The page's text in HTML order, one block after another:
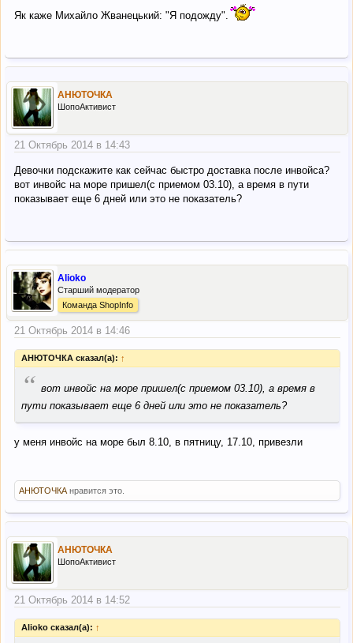
Як каже Михайло Жванецький: "Я подожду".
АНЮТОЧКА
ШопоАктивист
21 Октябрь 2014 в 14:43
Девочки подскажите как сейчас быстро доставка после инвойса?
вот инвойс на море пришел(с приемом 03.10), а время в пути
показывает еще 6 дней или это не показатель?
Alioko
Старший модератор
Команда ShopInfo
21 Октябрь 2014 в 14:46
АНЮТОЧКА сказал(а): ↑
“ вот инвойс на море пришел(с приемом 03.10), а время в
пути показывает еще 6 дней или это не показатель?
у меня инвойс на море был 8.10, в пятницу, 17.10, привезли
АНЮТОЧКА нравится это.
АНЮТОЧКА
ШопоАктивист
21 Октябрь 2014 в 14:52
Alioko сказал(а): ↑